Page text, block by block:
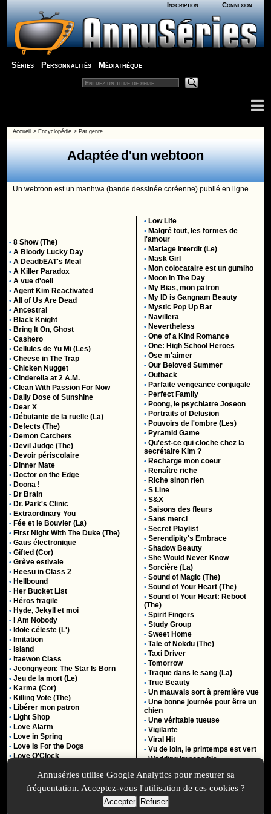
Inscription Connexion
Séries Personnalités Médiathèque
Accueil > Encyclopédie > Par genre
Adaptée d'un webtoon
Un webtoon est un manhwa (bande dessinée coréenne) publié en ligne.
• 8 Show (The)
• A Bloody Lucky Day
• A DeadbEAT's Meal
• A Killer Paradox
• A vue d'oeil
• Agent Kim Reactivated
• All of Us Are Dead
• Ancestral
• Black Knight
• Bring It On, Ghost
• Cashero
• Cellules de Yu Mi (Les)
• Cheese in The Trap
• Chicken Nugget
• Cinderella at 2 A.M.
• Clean With Passion For Now
• Daily Dose of Sunshine
• Dear X
• Débutante de la ruelle (La)
• Defects (The)
• Demon Catchers
• Devil Judge (The)
• Devoir périscolaire
• Dinner Mate
• Doctor on the Edge
• Doona !
• Dr Brain
• Dr. Park's Clinic
• Extraordinary You
• Fée et le Bouvier (La)
• First Night With The Duke (The)
• Gaus électronique
• Gifted (Cor)
• Grève estivale
• Heesu in Class 2
• Hellbound
• Her Bucket List
• Héros fragile
• Hyde, Jekyll et moi
•
I Am Nobody
• Idole céleste (L')
• Imitation
• Island
• Itaewon Class
• Jeongnyeon: The Star Is Born
• Jeu de la mort (Le)
• Karma (Cor)
• Killing Vote (The)
• Libérer mon patron
• Light Shop
• Love Alarm
• Love in Spring
• Love Is For the Dogs
• Love O'Clock
• Low Life
• Malgré tout, les formes de
l'amour
• Mariage interdit (Le)
• Mask Girl
• Mon colocataire est un gumiho
• Moon in The Day
• My Bias, mon patron
• My ID is Gangnam Beauty
• Mystic Pop Up Bar
• Navillera
• Nevertheless
• One of a Kind Romance
• One: High School Heroes
• Ose m'aimer
• Our Beloved Summer
• Outback
• Parfaite vengeance conjugale
• Perfect Family
• Poong, le psychiatre Joseon
• Portraits of Delusion
• Pouvoirs de l'ombre (Les)
• Pyramid Game
• Qu'est-ce qui cloche chez la
secrétaire Kim ?
• Recharge mon coeur
• Renaître riche
• Riche sinon rien
• S Line
• S&X
• Saisons des fleurs
• Sans merci
• Secret Playlist
• Serendipity's Embrace
• Shadow Beauty
• She Would Never Know
• Sorcière (La)
• Sound of Magic (The)
• Sound of Your Heart (The)
• Sound of Your Heart: Reboot
(The)
• Spirit Fingers
• Study Group
• Sweet Home
• Tale of Nokdu (The)
• Taxi Driver
• Tomorrow
• Traque dans le sang (La)
• True Beauty
• Un mauvais sort à première vue
• Une bonne journée pour être un
chien
• Une véritable tueuse
• Vigilante
• Viral Hit
• Vu de loin, le printemps est vert
• Wedding Impossible
Mermaid
• Work Later, Drink Now
Annuséries utilise Google Analytics pour mesurer sa
fréquentation. Acceptez-vous l'utilisation de ces cookies ?
Accepter Refuser